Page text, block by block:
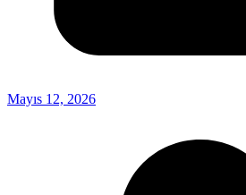
Mayıs 12, 2026